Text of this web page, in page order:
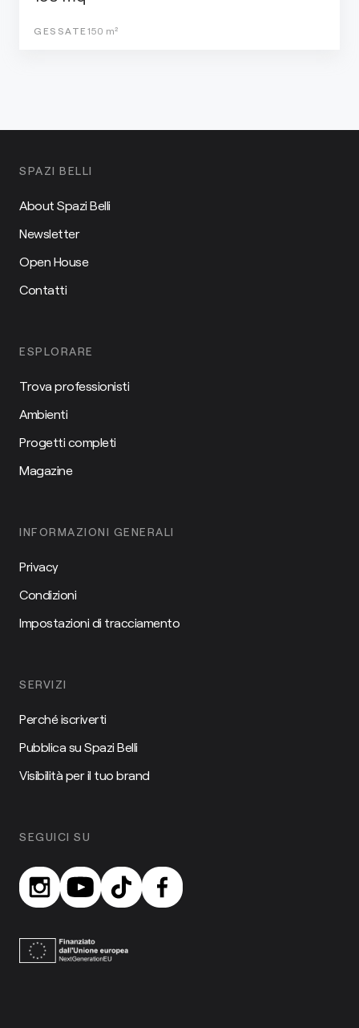
GESSATE 150 m²
SPAZI BELLI
About Spazi Belli
Newsletter
Open House
Contatti
ESPLORARE
Trova professionisti
Ambienti
Progetti completi
Magazine
INFORMAZIONI GENERALI
Privacy
Condizioni
Impostazioni di tracciamento
SERVIZI
Perché iscriverti
Pubblica su Spazi Belli
Visibilità per il tuo brand
SEGUICI SU